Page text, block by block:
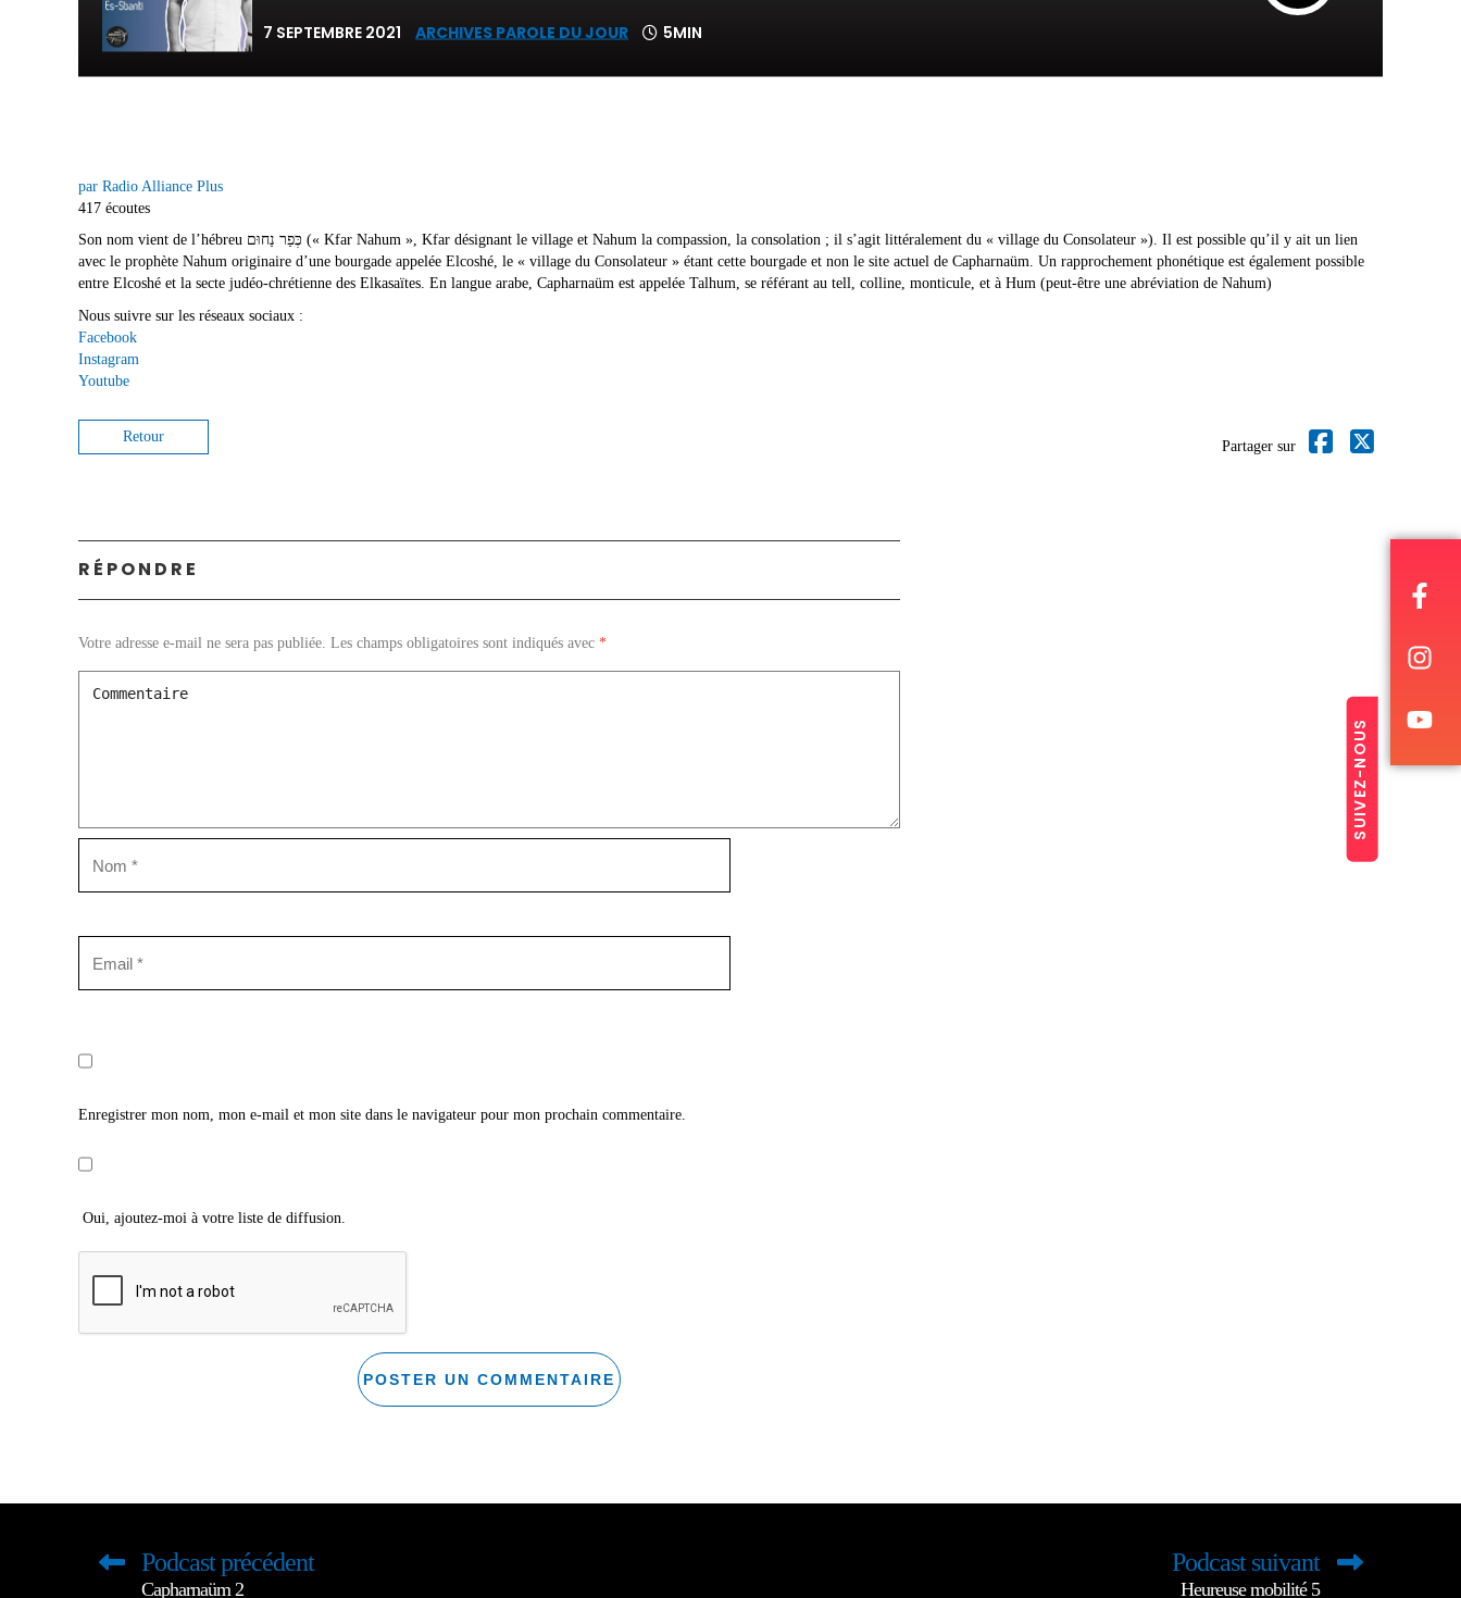
SUIVEZ-NOUS
7 SEPTEMBRE 2021 ARCHIVES PAROLE DU JOUR 5MIN
par Radio Alliance Plus
417 écoutes
Son nom vient de l’hébreu כְּפַר נַחוּם (« Kfar Nahum », Kfar désignant le village et Nahum la compassion, la consolation ; il s’agit littéralement du « village du Consolateur »). Il est possible qu’il y ait un lien
avec le prophète Nahum originaire d’une bourgade appelée Elcoshé, le « village du Consolateur » étant cette bourgade et non le site actuel de Capharnaüm. Un rapprochement phonétique est également possible
entre Elcoshé et la secte judéo-chrétienne des Elkasaïtes. En langue arabe, Capharnaüm est appelée Talhum, se référant au tell, colline, monticule, et à Hum (peut-être une abréviation de Nahum)
Nous suivre sur les réseaux sociaux :
Facebook
Instagram
Youtube
Retour
Partager sur
RÉPONDRE
Votre adresse e-mail ne sera pas publiée. Les champs obligatoires sont indiqués avec *
Enregistrer mon nom, mon e-mail et mon site dans le navigateur pour mon prochain commentaire.
Oui, ajoutez-moi à votre liste de diffusion.
Podcast précédent
Capharnaüm 2
Podcast suivant
Heureuse mobilité 5